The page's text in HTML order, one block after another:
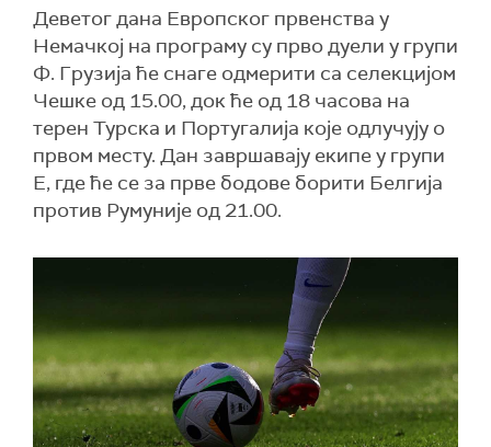
Деветог дана Европског првенства у
Немачкој на програму су прво дуели у групи
Ф. Грузија ће снаге одмерити са селекцијом
Чешке од 15.00, док ће од 18 часова на
терен Турска и Португалија које одлучују о
првом месту. Дан завршавају екипе у групи
Е, где ће се за прве бодове борити Белгија
против Румуније од 21.00.